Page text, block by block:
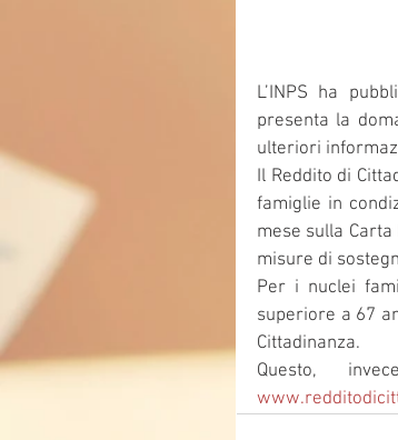
L’INPS ha
presenta la
ulteriori
Il Reddito di
famiglie in
mese sulla
misure di
Per i nuclei
superiore a 67
Cittadinanza.